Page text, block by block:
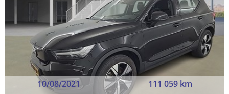
10/08/2021
111 059 km